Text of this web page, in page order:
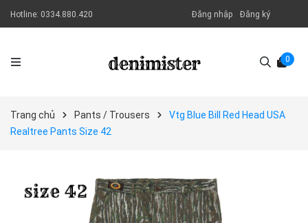
Hotline: 0334.880.420 Đăng nhập Đăng ký
0
Trang chủ Pants / Trousers
Vtg Blue Bill Red Head USA
Realtree Pants Size 42